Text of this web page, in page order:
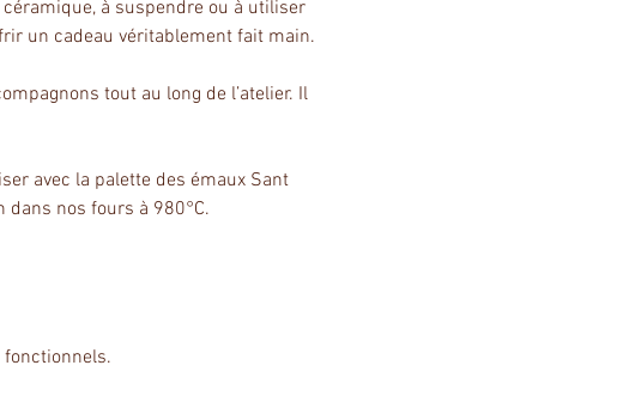
à suspendre ou à utiliser
un cadeau véritablement fait main.
tout au long de l’atelier. Il
avec la palette des émaux Sant
nos fours à 980°C.
fonctionnels.